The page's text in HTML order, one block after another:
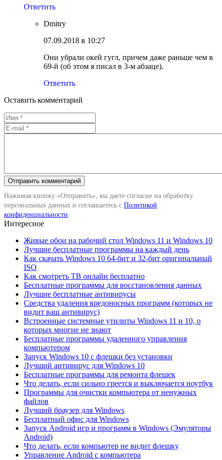
Ответить
Dmitry
07.09.2018 в 10:27
Они убрали окей гугл, причем даже раньше чем в
69-й (об этом я писал в 3-м абзаце).
Ответить
Оставить комментарий
Нажимая кнопку «Отправить», вы даете согласие на обработку
персональных данных и соглашаетесь с Политикой
конфиденциальности.
Интересное
Живые обои на рабочий стол Windows 11 и Windows 10
Лучшие бесплатные программы на каждый день
Как скачать Windows 10 64-бит и 32-бит оригинальный
ISO
Как смотреть ТВ онлайн бесплатно
Бесплатные программы для восстановления данных
Лучшие бесплатные антивирусы
Средства удаления вредоносных программ (которых не
видит ваш антивирус)
Встроенные системные утилиты Windows 11 и 10, о
которых многие не знают
Бесплатные программы удаленного управления
компьютером
Запуск Windows 10 с флешки без установки
Лучший антивирус для Windows 10
Бесплатные программы для ремонта флешек
Что делать, если сильно греется и выключается ноутбук
Программы для очистки компьютера от ненужных
файлов
Лучший браузер для Windows
Бесплатный офис для Windows
Запуск Android игр и программ в Windows (Эмуляторы
Android)
Что делать, если компьютер не видит флешку
Управление Android с компьютера